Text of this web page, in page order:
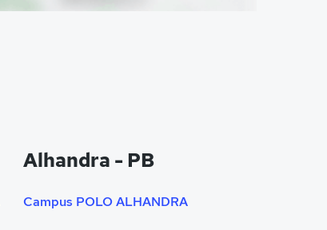
Alhandra - PB
Campus POLO ALHANDRA